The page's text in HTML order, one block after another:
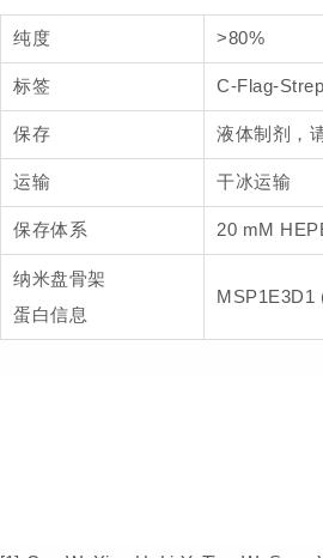
纯度 >80%
标签 C-Flag-Strep
保存 液体制剂，
运输 干冰运输
保存体系 20 mM
纳米盘骨架
蛋白信息
MSP1E3D1